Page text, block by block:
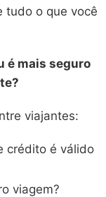
tudo o que você
é mais seguro
viajantes:
crédito é válido
viagem?